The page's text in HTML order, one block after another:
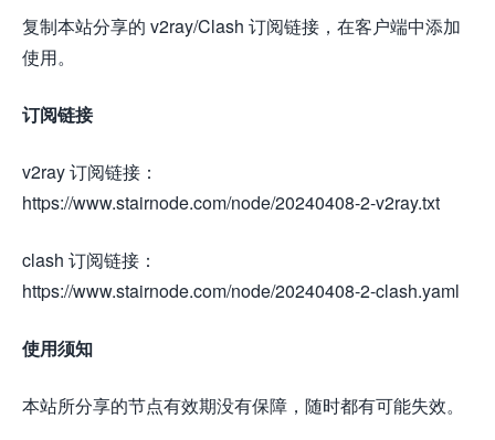
复制本站分享的 v2ray/Clash 订阅链接，在客户端中添加
使用。
订阅链接
v2ray 订阅链接：
https://www.stairnode.com/node/20240408-2-v2ray.txt
clash 订阅链接：
https://www.stairnode.com/node/20240408-2-clash.yaml
使用须知
本站所分享的节点有效期没有保障，随时都有可能失效。